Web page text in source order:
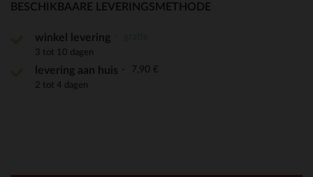
BESCHIKBAARE LEVERINGSMETHODE
winkel levering
3 tot 10 dagen
levering aan huis 7,90 €
2 tot 4 dagen